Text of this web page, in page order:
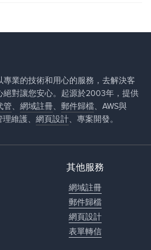
業的技術和用心的服務，去解決客
絕對讓您安心。起源於2003年，提供
管、 網域註冊、 郵件歸檔、AWS與
維護、 網頁設計、專案開發。
其他服務
網域註冊
郵件歸檔
網頁設計
表單轉信